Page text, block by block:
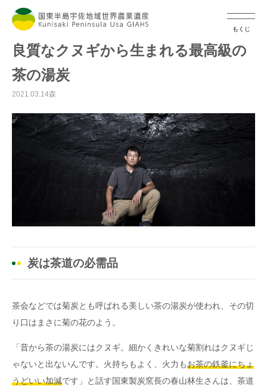
もくじ
良質なクヌギから生まれる最高級の
茶の湯炭
2021.03.14森
炭は茶道の必需品
茶会などでは菊炭とも呼ばれる美しい茶の湯炭が使われ、その切
り口はまさに菊の花のよう。
「昔から茶の湯炭にはクヌギ。細かくきれいな菊割れはクヌギじ
ゃないと出ないんです。火持ちもよく、火力もお茶の鉄釜にちょ
うどいい加減です」と話す国東製炭窯長の春山林生さんは、茶道